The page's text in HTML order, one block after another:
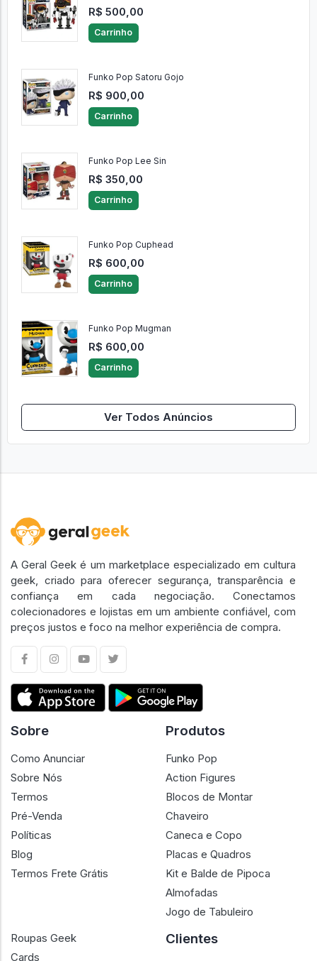
R$ 500,00
Carrinho
Funko Pop Satoru Gojo
R$ 900,00
Carrinho
Funko Pop Lee Sin
R$ 350,00
Carrinho
Funko Pop Cuphead
R$ 600,00
Carrinho
Funko Pop Mugman
R$ 600,00
Carrinho
Ver Todos Anúncios
A Geral Geek é um marketplace especializado em cultura
geek, criado para oferecer segurança, transparência e
confiança em cada negociação. Conectamos
colecionadores e lojistas em um ambiente confiável, com
preços justos e foco na melhor experiência de compra.
Sobre
Como Anunciar
Sobre Nós
Termos
Pré-Venda
Políticas
Blog
Termos Frete Grátis
Produtos
Funko Pop
Action Figures
Blocos de Montar
Chaveiro
Caneca e Copo
Placas e Quadros
Kit e Balde de Pipoca
Almofadas
Jogo de Tabuleiro
Roupas Geek
Cards
Clientes